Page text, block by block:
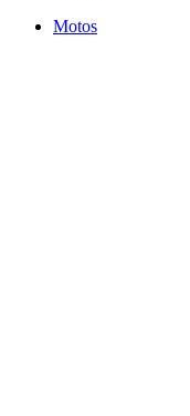
Motos